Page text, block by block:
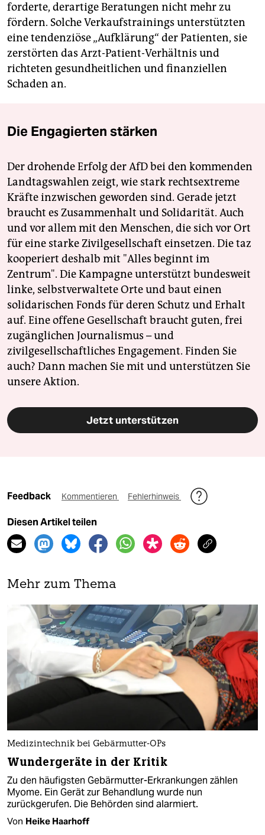
forderte, derartige Beratungen nicht mehr zu
fördern. Solche Verkaufstrainings unterstützten
eine tendenziöse „Aufklärung“ der Patienten, sie
zerstörten das Arzt-Patient-Verhältnis und
richteten gesundheitlichen und finanziellen
Schaden an.
Die Engagierten stärken
Der drohende Erfolg der AfD bei den kommenden
Landtagswahlen zeigt, wie stark rechtsextreme
Kräfte inzwischen geworden sind. Gerade jetzt
braucht es Zusammenhalt und Solidarität. Auch
und vor allem mit den Menschen, die sich vor Ort
für eine starke Zivilgesellschaft einsetzen. Die taz
kooperiert deshalb mit "Alles beginnt im
Zentrum". Die Kampagne unterstützt bundesweit
linke, selbstverwaltete Orte und baut einen
solidarischen Fonds für deren Schutz und Erhalt
auf. Eine offene Gesellschaft braucht guten, frei
zugänglichen Journalismus – und
zivilgesellschaftliches Engagement. Finden Sie
auch? Dann machen Sie mit und unterstützen Sie
unsere Aktion.
Jetzt unterstützen
Feedback Kommentieren Fehlerhinweis
Diesen Artikel teilen
Mehr zum Thema
Medizintechnik bei Gebärmutter-OPs
Wundergeräte in der Kritik
Zu den häufigsten Gebärmutter-Erkrankungen zählen
Myome. Ein Gerät zur Behandlung wurde nun
zurückgerufen. Die Behörden sind alarmiert.
Von Heike Haarhoff